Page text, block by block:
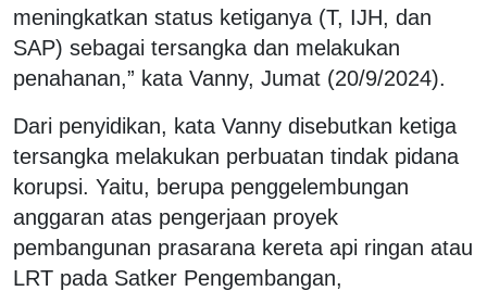
meningkatkan status ketiganya (T, IJH, dan
SAP) sebagai tersangka dan melakukan
penahanan,” kata Vanny, Jumat (20/9/2024).
Dari penyidikan, kata Vanny disebutkan ketiga
tersangka melakukan perbuatan tindak pidana
korupsi. Yaitu, berupa penggelembungan
anggaran atas pengerjaan proyek
pembangunan prasarana kereta api ringan atau
LRT pada Satker Pengembangan,